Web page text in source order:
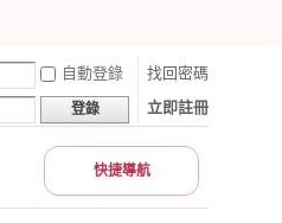
自動登錄
找回密碼
登錄 立即註冊
快捷導航